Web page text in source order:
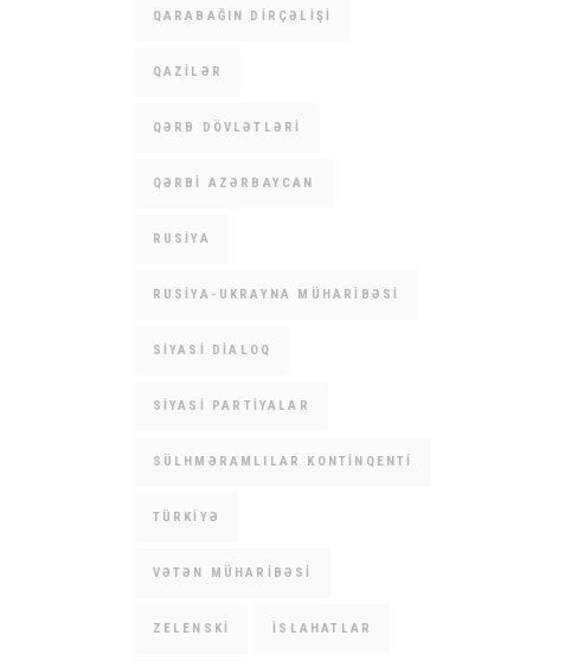
QARABAĞIN DIRÇƏLIŞI
QAZILƏR
QƏRB DÖVLƏTLƏRI
QƏRBI AZƏRBAYCAN
RUSIYA
RUSIYA-UKRAYNA MÜHARIBƏSI
SIYASI DIALOQ
SIYASI PARTIYALAR
SÜLHMƏRAMLILAR KONTINQENTI
TÜRKIYƏ
VƏTƏN MÜHARIBƏSI
ZELENSKI İSLAHATLAR